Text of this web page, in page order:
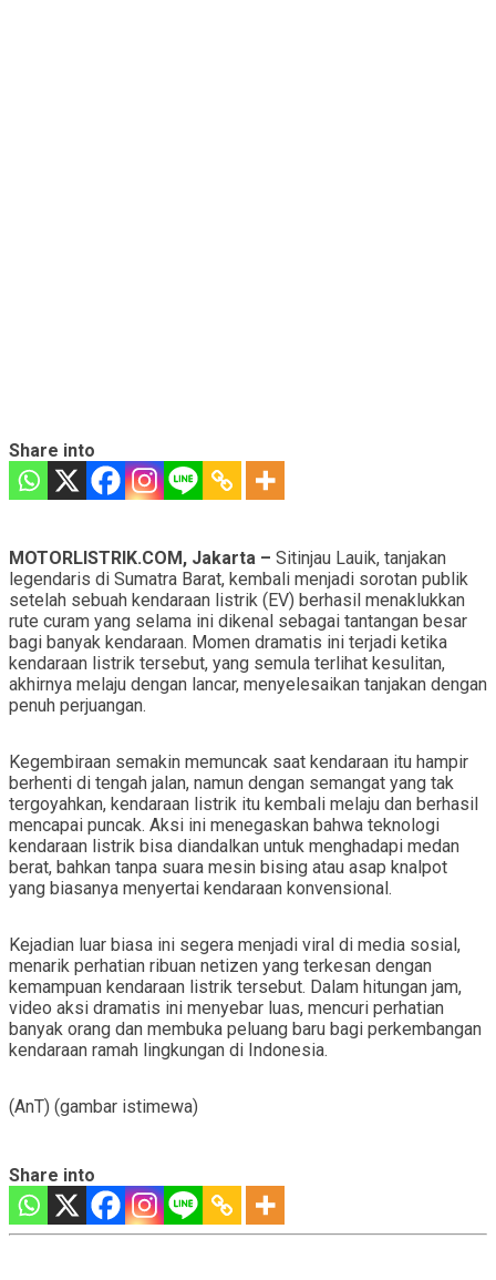
Share into
MOTORLISTRIK.COM, Jakarta – Sitinjau Lauik, tanjakan
legendaris di Sumatra Barat, kembali menjadi sorotan publik
setelah sebuah kendaraan listrik (EV) berhasil menaklukkan
rute curam yang selama ini dikenal sebagai tantangan besar
bagi banyak kendaraan. Momen dramatis ini terjadi ketika
kendaraan listrik tersebut, yang semula terlihat kesulitan,
akhirnya melaju dengan lancar, menyelesaikan tanjakan dengan
penuh perjuangan.
Kegembiraan semakin memuncak saat kendaraan itu hampir
berhenti di tengah jalan, namun dengan semangat yang tak
tergoyahkan, kendaraan listrik itu kembali melaju dan berhasil
mencapai puncak. Aksi ini menegaskan bahwa teknologi
kendaraan listrik bisa diandalkan untuk menghadapi medan
berat, bahkan tanpa suara mesin bising atau asap knalpot
yang biasanya menyertai kendaraan konvensional.
Kejadian luar biasa ini segera menjadi viral di media sosial,
menarik perhatian ribuan netizen yang terkesan dengan
kemampuan kendaraan listrik tersebut. Dalam hitungan jam,
video aksi dramatis ini menyebar luas, mencuri perhatian
banyak orang dan membuka peluang baru bagi perkembangan
kendaraan ramah lingkungan di Indonesia.
(AnT) (gambar istimewa)
Share into